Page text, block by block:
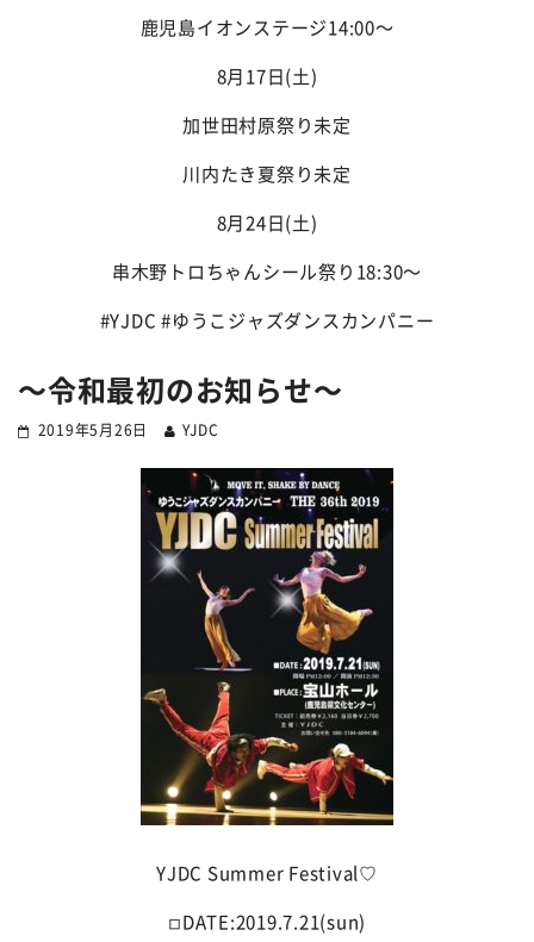
鹿児島イオンステージ14:00〜
8月17日(土)
加世田村原祭り未定
川内たき夏祭り未定
8月24日(土)
串木野 トロちゃんシール祭り 18:30〜
#YJDC #ゆうこジャズダンスカンパニー
〜令和最初のお知らせ〜
2019年5月26日 YJDC
YJDC Summer Festival♡
◽︎DATE:2019.7.21(sun)